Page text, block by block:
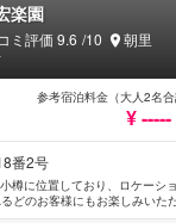
番2号
樽に位置しており、ロケーシ
どのお客様にもお楽しみいた
のお客様に最適な滞在先です
楽園
ミ評価 9.6 /10 朝里
参考宿泊料金（大人2名合
¥ -----